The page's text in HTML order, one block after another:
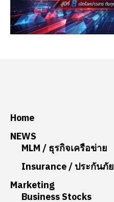
Home
NEWS
MLM / ธุรกิจเครือข่าย
Insurance / ประกันภัย
Marketing
Business Stocks